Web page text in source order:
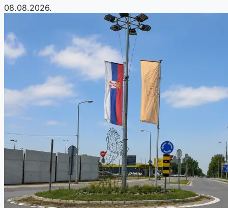
08.08.2026.